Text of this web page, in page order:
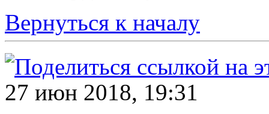
Вернуться к началу
27 июн 2018, 19:31